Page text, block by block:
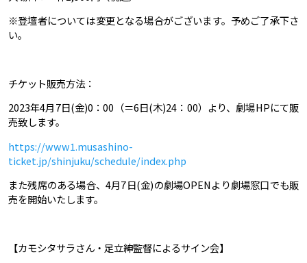
※登壇者については変更となる場合がございます。予めご了承下さ
い。
チケット販売方法：
2023年4月7日(金)0：00（＝6日(木)24：00）より、劇場HPにて販
売致します。
https://www1.musashino-
ticket.jp/shinjuku/schedule/index.php
また残席のある場合、4月7日(金)の劇場OPENより劇場窓口でも販
売を開始いたします。
【カモシタサラさん・足立紳監督によるサイン会】